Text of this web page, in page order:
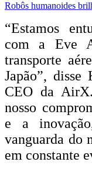
Robôs humanoides
“Estamos
com a Eve
transporte
Japão”, disse
CEO da
nosso
e a
vanguarda do
em constante